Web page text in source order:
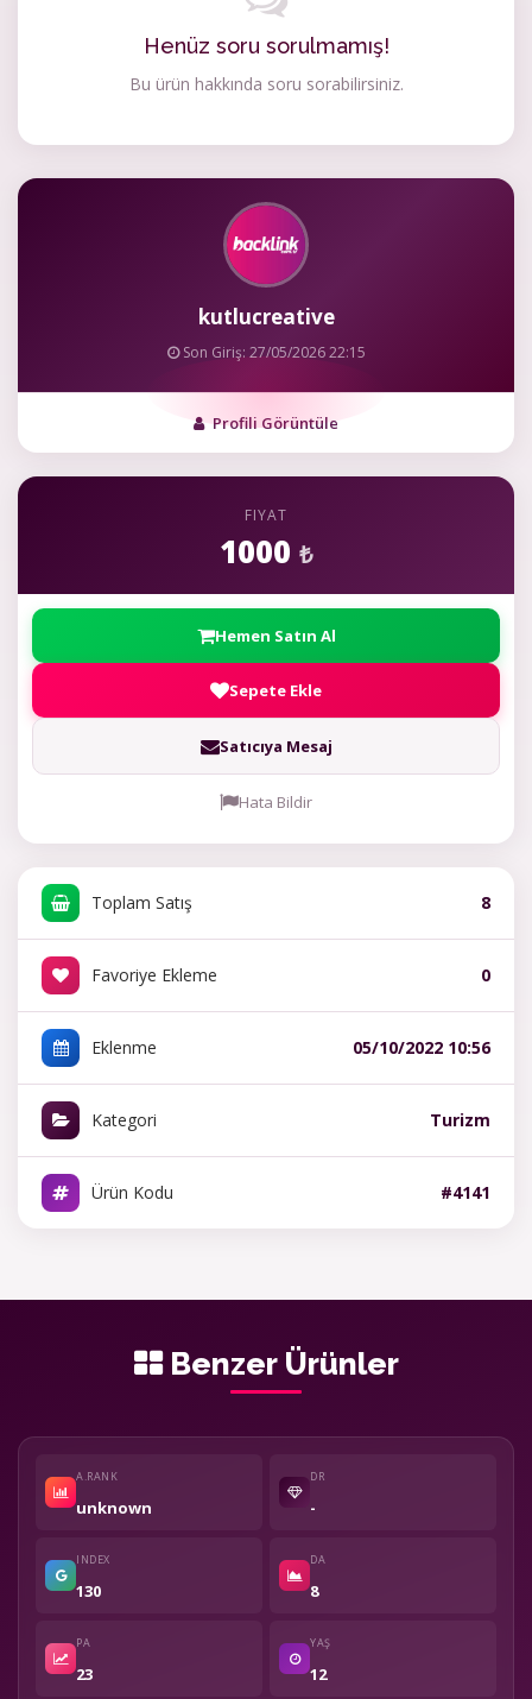
Henüz soru sorulmamış!
Bu ürün hakkında soru sorabilirsiniz.
kutlucreative
Son Giriş: 27/05/2026 22:15
Profili Görüntüle
FIYAT
1000 ₺
Hemen Satın Al
Sepete Ekle
Satıcıya Mesaj
Hata Bildir
Toplam Satış 8
Favoriye Ekleme 0
Eklenme 05/10/2022 10:56
Kategori Turizm
Ürün Kodu #4141
Benzer Ürünler
A.RANK
unknown
DR
-
INDEX
130
DA
8
PA
23
YAŞ
12